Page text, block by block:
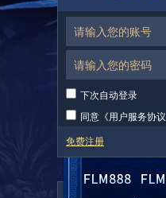
下次自动登录
同意《用户服务协议
免费注册